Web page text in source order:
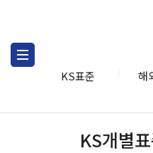
KS표준 해
KS개별